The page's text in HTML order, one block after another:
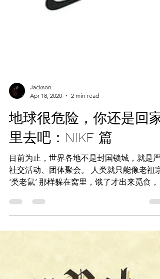
Apr 18, 2020
2 min read
地球很危险，你还是回家
里去吧：NIKE 篇
目前为止，世界各地不是封国锁城，就是严
社交活动、团体聚会。 人类就只能像老祖宗
‘类老鼠’ 那样躲在窝里，饿了才出来觅食，